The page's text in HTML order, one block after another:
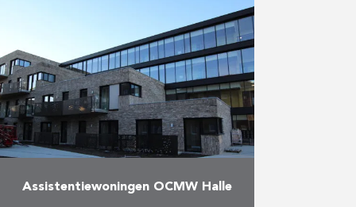
ruimtes en de eerste
appartementen van het project
De Branding opgeleverd. AB
bouwde hier …
Meer
Assistentiewoningen OCMW Halle